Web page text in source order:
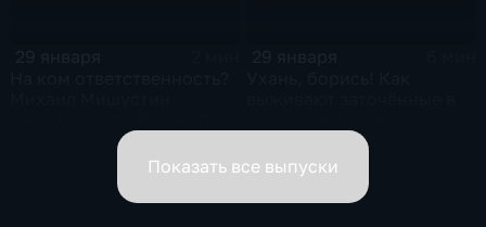
вице-премьеров
Показать все выпуски